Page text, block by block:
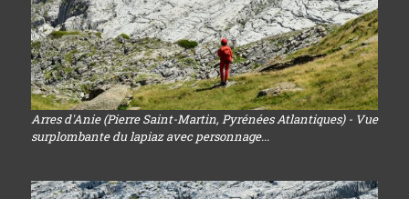
Arres d'Anie (Pierre Saint-Martin, Pyrénées Atlantiques) - Vue
surplombante du lapiaz avec personnage...